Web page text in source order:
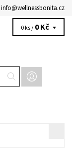
info@wellnessbonita.cz
0 ks / 0 Kč